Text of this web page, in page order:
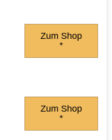
Zum Shop
*
Zum Shop
*